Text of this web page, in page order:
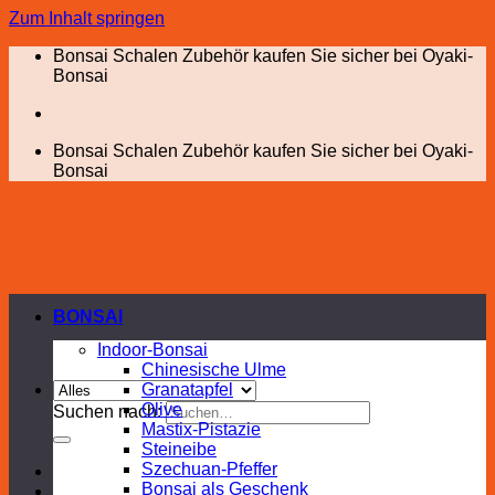
Zum Inhalt springen
Bonsai Schalen Zubehör kaufen Sie sicher bei Oyaki-
Bonsai
Bonsai Schalen Zubehör kaufen Sie sicher bei Oyaki-
Bonsai
Suchen nach:
BONSAI
Indoor-Bonsai
Chinesische Ulme
Granatapfel
Olive
Mastix-Pistazie
Steineibe
Szechuan-Pfeffer
Bonsai als Geschenk